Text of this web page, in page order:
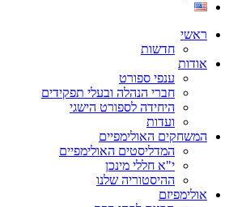
ראשי
חדשות
אודות
ענפי ספורט
חברי הנהלה ובעלי תפקידים
היחידה לספורט הישגי
ועדות
המשחקים האולימפיים
המדליסטים האולימפיים
י"א חללי מינכן
ההיסטוריה שלנו
אולימפיזם